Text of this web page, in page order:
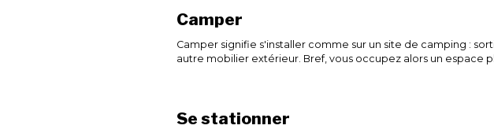
Camper
Camper signifie s'installer comme sur un site de camping :
autre mobilier extérieur. Bref, vous occupez alors un
Se stationner